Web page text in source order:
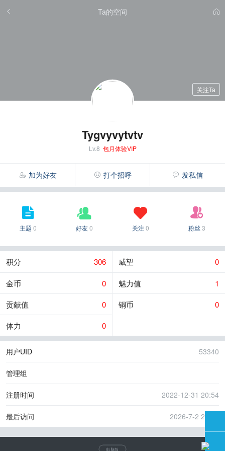
Ta的空间
Tygvyvytvtv
Lv.8 包月体验VIP
加为好友 打个招呼 发私信
关注Ta
主题 0 好友0 关注 0 粉丝 3
306
积分 0
威望
0
金币 1
魅力值
0
贡献值 0
铜币
0
体力
用户UID 53340
管理组
注册时间 2022-12-31 20:54
最后访问 2026-7-2 23:20
电脑版